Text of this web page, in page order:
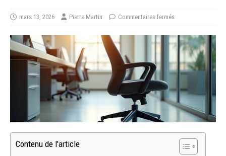
mars 13, 2026 Pierre Martin Commentaires fermés
Contenu de l'article